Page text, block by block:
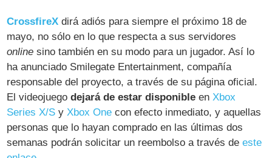
CrossfireX dirá adiós para siempre el próximo 18 de
mayo, no sólo en lo que respecta a sus servidores
online sino también en su modo para un jugador. Así lo
ha anunciado Smilegate Entertainment, compañía
responsable del proyecto, a través de su página oficial.
El videojuegodejará de estar disponible enXbox
Series X/S yXbox One con efecto inmediato, y aquellas
personas que lo hayan comprado en las últimas dos
semanas podrán solicitar un reembolso a través deeste